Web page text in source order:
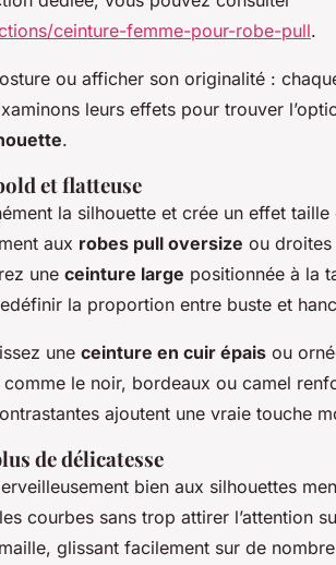
ceinture-femme-pour-robe-pull.
ou afficher son originalité :
leurs effets pour trouver
.
et flatteuse
la silhouette et crée un effet taille
aux robes pull oversize ou droites
une ceinture large positionnée à la
la proportion entre buste et
une ceinture en cuir épais ou
le noir, bordeaux ou camel
ajoutent une vraie touche
de délicatesse
bien aux silhouettes
courbes sans trop attirer l’attention
glissant facilement sur de